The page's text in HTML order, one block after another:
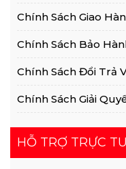
Chính Sách Giao
Chính Sách Bảo
Chính Sách Đổi Trả
Chính Sách Giải
HỖ TRỢ TRỰC